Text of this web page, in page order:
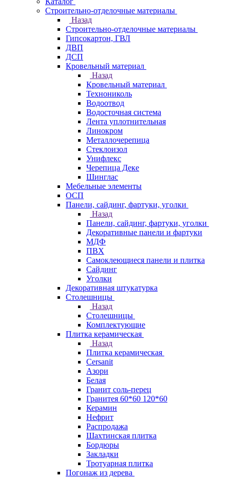
Строительно-отделочные материалы
Назад
Строительно-отделочные материалы
Гипсокартон, ГВЛ
ДВП
ДСП
Кровельный материал
Назад
Кровельный материал
Технониколь
Водоотвод
Водосточная система
Лента уплотнительная
Линокром
Металлочерепица
Стеклоизол
Унифлекс
Черепица Деке
Шинглас
Мебельные элементы
ОСП
Панели, сайдинг, фартуки, уголки
Назад
Панели, сайдинг, фартуки, уголки
Декоративные панели и фартуки
МДФ
ПВХ
Самоклеющиеся панели и плитка
Сайдинг
Уголки
Декоративная штукатурка
Столешницы
Назад
Столешницы
Комплектующие
Плитка керамическая
Назад
Плитка керамическая
Cersanit
Азори
Белая
Гранит соль-перец
Гранитея 60*60 120*60
Керамин
Нефрит
Распродажа
Шахтинская плитка
Бордюры
Закладки
Тротуарная плитка
Погонаж из дерева